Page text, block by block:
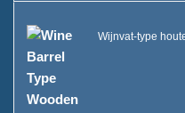
Wijnvat-type